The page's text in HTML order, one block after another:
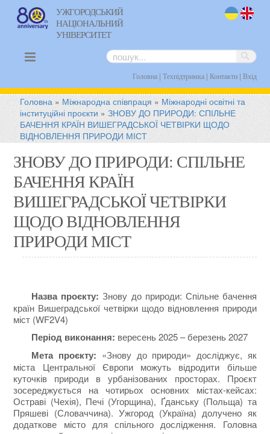
УЖГОРОДСЬКИЙ
НАЦІОНАЛЬНИЙ
УНІВЕРСИТЕТ
Головна| Техпідтримка| Контакти| Вхід
Головна » Міжнародна співпраця » Міжнародні освітні та
інституційні проєкти »ЗНОВУ ДО ПРИРОДИ: СПІЛЬНЕ
БАЧЕННЯ КРАЇН ВИШЕГРАДСЬКОЇ ЧЕТВІРКИ ЩОДО
ВІДНОВЛЕННЯ ПРИРОДИ МІСТ
ЗНОВУ ДО ПРИРОДИ: СПІЛЬНЕ
БАЧЕННЯ КРАЇН
ВИШЕГРАДСЬКОЇ ЧЕТВІРКИ
ЩОДО ВІДНОВЛЕННЯ
ПРИРОДИ МІСТ
Назва проєкту: Знову до природи: Спільне бачення
країн Вишеградської четвірки щодо відновлення природи
міст (WF2V4)
Період виконання: вересень 2025 – березень 2027
Мета проєкту: «Знову до природи» досліджує, як
міста Центральної Європи можуть відродити більше
куточків природи в урбанізованих просторах. Проєкт
зосереджується на чотирьох основних містах-кейсах:
Остраві (Чехія), Печі (Угорщина), Ґданську (Польща) та
Пряшеві (Словаччина). Ужгород (Україна) долучено як
додаткове місто для спільного дослідження. Головна